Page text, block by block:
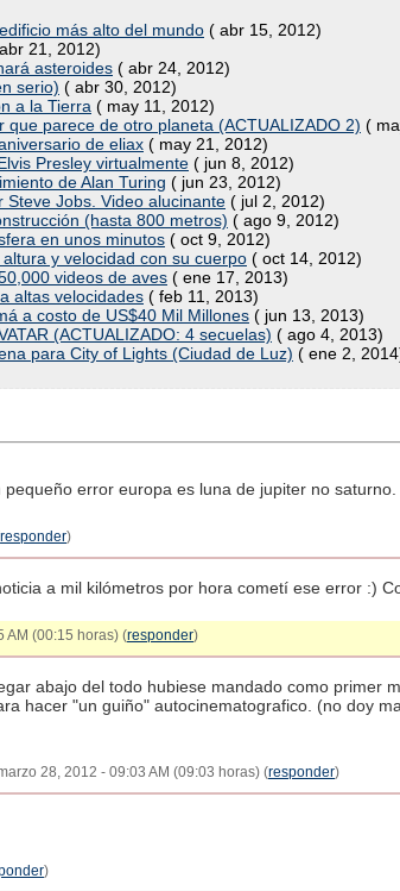
más alto del mundo ( abr 15, 2012)
21, 2012)
asteroides ( abr 24, 2012)
serio) ( abr 30, 2012)
a la Tierra ( may 11, 2012)
parece de otro planeta (ACTUALIZADO 2) (
de eliax ( may 21, 2012)
Presley virtualmente ( jun 8, 2012)
de Alan Turing ( jun 23, 2012)
Jobs. Video alucinante ( jul 2, 2012)
(hasta 800 metros) ( ago 9, 2012)
en unos minutos ( oct 9, 2012)
y velocidad con su cuerpo ( oct 14, 2012)
videos de aves ( ene 17, 2013)
altas velocidades ( feb 11, 2013)
a costo de US$40 Mil Millones ( jun 13, 2013)
(ACTUALIZADO: 4 secuelas) ( ago 4, 2013)
para City of Lights (Ciudad de Luz) ( ene 2,
error europa es luna de jupiter no saturno.
responder)
a mil kilómetros por hora cometí ese error :)
AM (00:15 horas) (responder)
abajo del todo hubiese mandado como primer
hacer "un guiño" autocinematografico. (no doy
28, 2012 - 09:03 AM (09:03 horas) (responder)
)